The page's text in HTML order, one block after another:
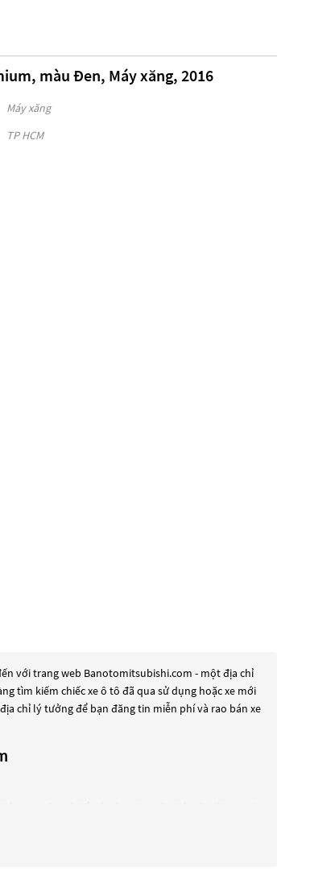
màu Đen, Máy xăng, 2016
Máy xăng
TP HCM
với trang web Banotomitsubishi.com - một địa chỉ
tìm kiếm chiếc xe ô tô đã qua sử dụng hoặc xe mới
chỉ lý tưởng để bạn đăng tin miễn phí và rao bán xe